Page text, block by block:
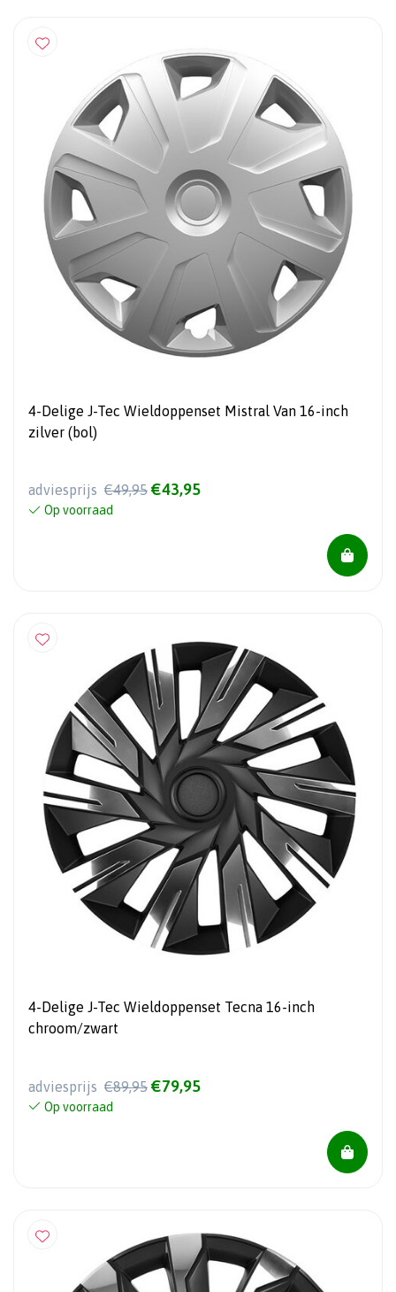
4-Delige J-Tec Wieldoppenset Mistral Van 16-inch
zilver (bol)
adviesprijs €49,95 €43,95
Op voorraad
4-Delige J-Tec Wieldoppenset Tecna 16-inch
chroom/zwart
adviesprijs €89,95 €79,95
Op voorraad